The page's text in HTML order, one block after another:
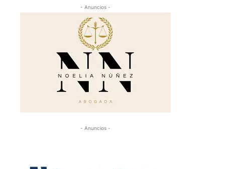
- Anuncios -
- Anuncios -